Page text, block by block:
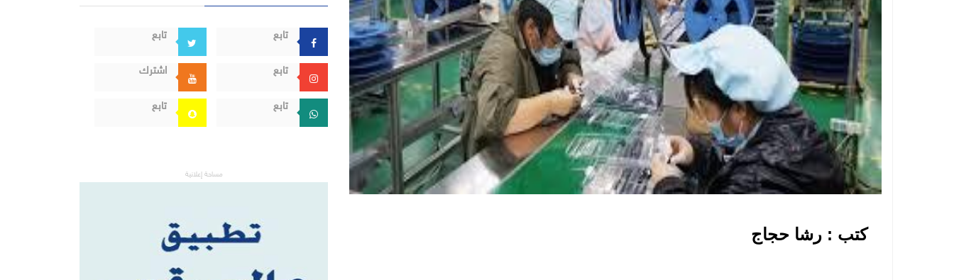
كتب : رشا حجاج
تابع
تابع
تابع
اشترك
تابع
تابع
مساحة إعلانية